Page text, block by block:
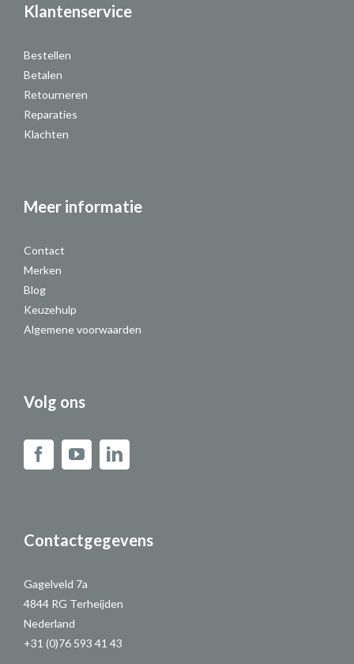
Klantenservice
Bestellen
Betalen
Retourneren
Reparaties
Klachten
Meer informatie
Contact
Merken
Blog
Keuzehulp
Algemene voorwaarden
Volg ons
Contactgegevens
Gagelveld 7a
4844 RG Terheijden
Nederland
+31 (0)76 593 41 43